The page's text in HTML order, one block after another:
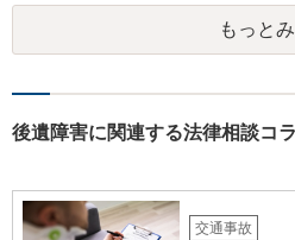
があり、写真や見積書を送ってもらい
チェックする必要があります。 相談
分かりませんが、資力に応じた対応を
ャラクターの問題もあるので、どうす
合によっては交渉を任せた方がいいか
もっと
後遺障害に関連する法律相談コ
交通事故